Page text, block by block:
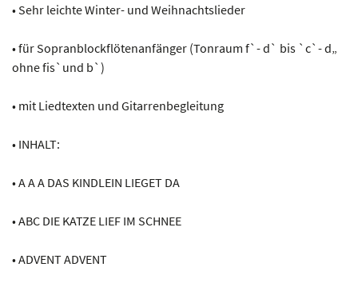
• Sehr leichte Winter- und Weihnachtslieder
• für Sopranblockflötenanfänger (Tonraum f`- d` bis `c`- d„
ohne fis`und b`)
• mit Liedtexten und Gitarrenbegleitung
• INHALT:
• A A A DAS KINDLEIN LIEGET DA
• ABC DIE KATZE LIEF IM SCHNEE
• ADVENT ADVENT